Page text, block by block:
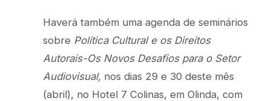
Haverá também uma agenda de seminários
sobre Política Cultural e os Direitos
Autorais-Os Novos Desafios para o Setor
Audiovisual, nos dias 29 e 30 deste mês
(abril), no Hotel 7 Colinas, em Olinda, com